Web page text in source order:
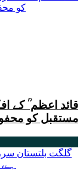
قائد اعظم ؒ کے
مستقبل کو